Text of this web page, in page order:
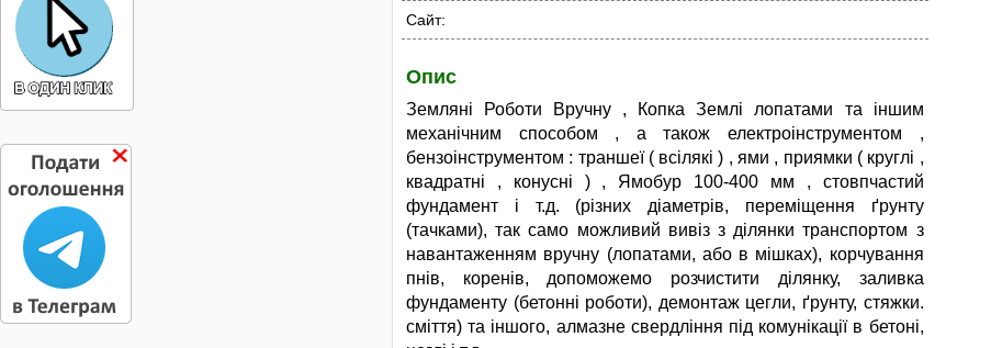
Сайт:
Опис
Земляні Роботи Вручну , Копка Землі лопатами та іншим
механічним способом , а також електроінструментом ,
бензоінструментом : траншеї ( всілякі ) , ями , приямки ( круглі ,
квадратні , конусні ) , Ямобур 100-400 мм , стовпчастий
фундамент і т.д. (різних діаметрів, переміщення ґрунту
(тачками), так само можливий вивіз з ділянки транспортом з
навантаженням вручну (лопатами, або в мішках), корчування
пнів, коренів, допоможемо розчистити ділянку, заливка
фундаменту (бетонні роботи), демонтаж цегли, ґрунту, стяжки.
сміття) та іншого, алмазне свердління під комунікації в бетоні,